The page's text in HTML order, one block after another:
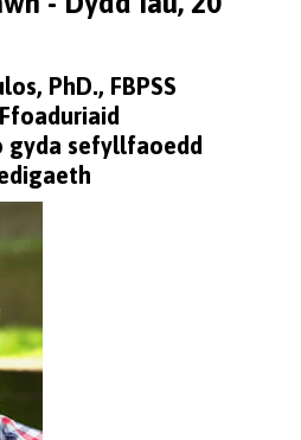
PhD., FBPSS
gyda sefyllfaoedd